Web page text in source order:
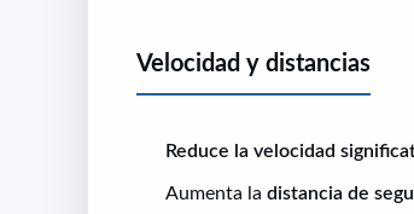
Velocidad y distancias
Reduce la velocidad
Aumenta la distancia de